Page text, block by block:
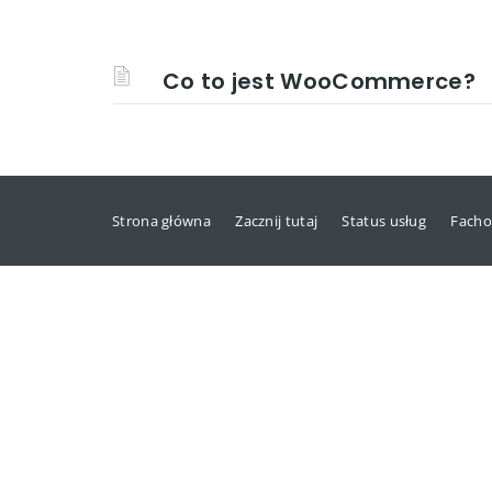
Co to jest WooCommerce?
Strona główna Zacznij tutaj Status usług